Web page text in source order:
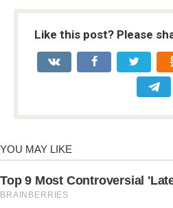
Like this post? Please